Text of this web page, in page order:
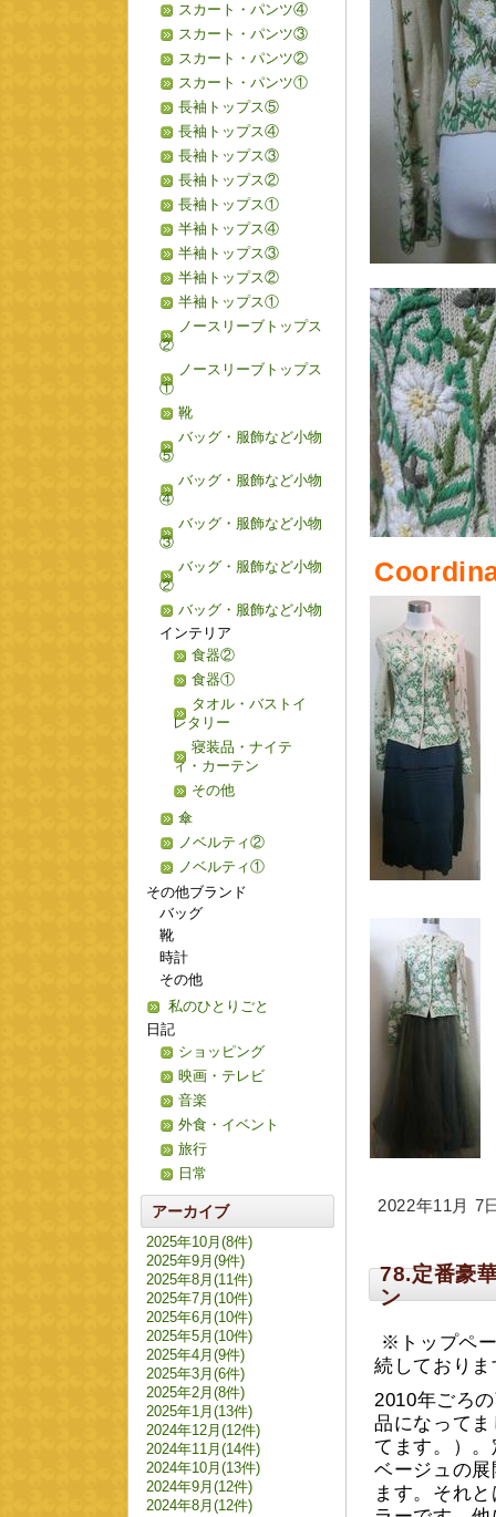
2022年11月 7
78.定番豪
ン
※トップペ
続しており
2010年ごろ
品になって
てます。）
ベージュの
ます。それ
スカート・パンツ④
スカート・パンツ③
スカート・パンツ②
スカート・パンツ①
長袖トップス⑤
長袖トップス④
長袖トップス③
長袖トップス②
長袖トップス①
半袖トップス④
半袖トップス③
半袖トップス②
半袖トップス①
ノースリーブトップス
②
ノースリーブトップス
①
靴
バッグ・服飾など小物
⑤
バッグ・服飾など小物
④
バッグ・服飾など小物
③
バッグ・服飾など小物
②
バッグ・服飾など小物
インテリア
食器②
食器①
タオル・バストイ
レタリー
寝装品・ナイテ
ィ・カーテン
その他
傘
ノベルティ②
ノベルティ①
その他ブランド
バッグ
靴
時計
その他
私のひとりごと
日記
ショッピング
映画・テレビ
音楽
外食・イベント
旅行
日常
アーカイブ
2025年10月(8件)
2025年9月(9件)
2025年8月(11件)
2025年7月(10件)
2025年6月(10件)
2025年5月(10件)
2025年4月(9件)
2025年3月(6件)
2025年2月(8件)
2025年1月(13件)
2024年12月(12件)
2024年11月(14件)
2024年10月(13件)
2024年9月(12件)
2024年8月(12件)